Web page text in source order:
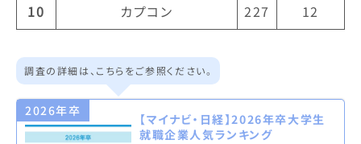
10
カプコン 227 12
調査の詳細は、こちらをご参照ください。
2026年卒
【マイナビ・日経】2026年卒大学生
就職企業人気ランキング